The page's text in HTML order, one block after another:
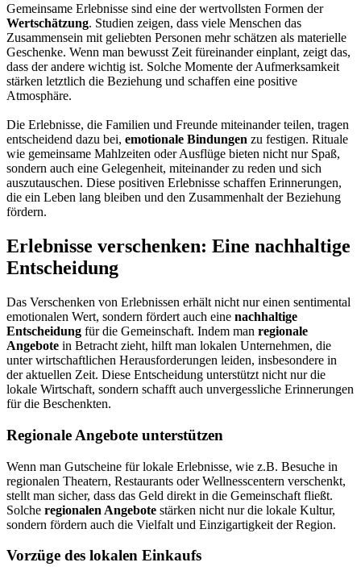
Gemeinsame Erlebnisse sind eine der wertvollsten Formen der
Wertschätzung. Studien zeigen, dass viele Menschen das
Zusammensein mit geliebten Personen mehr schätzen als materielle
Geschenke. Wenn man bewusst Zeit füreinander einplant, zeigt das,
dass der andere wichtig ist. Solche Momente der Aufmerksamkeit
stärken letztlich die Beziehung und schaffen eine positive
Atmosphäre.
Die Erlebnisse, die Familien und Freunde miteinander teilen, tragen
entscheidend dazu bei, emotionale Bindungen zu festigen. Rituale
wie gemeinsame Mahlzeiten oder Ausflüge bieten nicht nur Spaß,
sondern auch eine Gelegenheit, miteinander zu reden und sich
auszutauschen. Diese positiven Erlebnisse schaffen Erinnerungen,
die ein Leben lang bleiben und den Zusammenhalt der Beziehung
fördern.
Erlebnisse verschenken: Eine nachhaltige
Entscheidung
Das Verschenken von Erlebnissen erhält nicht nur einen sentimental
emotionalen Wert, sondern fördert auch eine nachhaltige
Entscheidung für die Gemeinschaft. Indem man regionale
Angebote in Betracht zieht, hilft man lokalen Unternehmen, die
unter wirtschaftlichen Herausforderungen leiden, insbesondere in
der aktuellen Zeit. Diese Entscheidung unterstützt nicht nur die
lokale Wirtschaft, sondern schafft auch unvergessliche Erinnerungen
für die Beschenkten.
Regionale Angebote unterstützen
Wenn man Gutscheine für lokale Erlebnisse, wie z.B. Besuche in
regionalen Theatern, Restaurants oder Wellnesscentern verschenkt,
stellt man sicher, dass das Geld direkt in die Gemeinschaft fließt.
Solche regionalen Angebote stärken nicht nur die lokale Kultur,
sondern fördern auch die Vielfalt und Einzigartigkeit der Region.
Vorzüge des lokalen Einkaufs